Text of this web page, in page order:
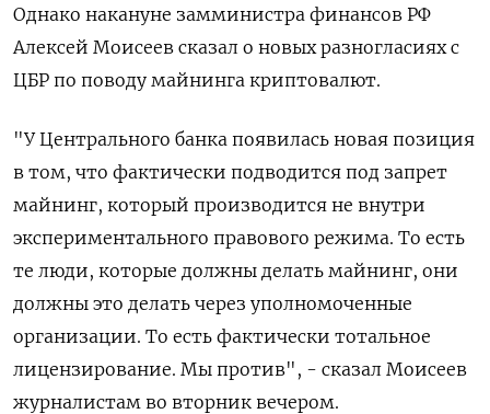
Однако накануне замминистра финансов РФ
Алексей Моисеев сказал о новых разногласиях с
ЦБР по поводу майнинга криптовалют.
"У Центрального банка появилась новая позиция
в том, что фактически подводится под запрет
майнинг, который производится не внутри
экспериментального правового режима. То есть
те люди, которые должны делать майнинг, они
должны это делать через уполномоченные
организации. То есть фактически тотальное
лицензирование. Мы против", - сказал Моисеев
журналистам во вторник вечером.